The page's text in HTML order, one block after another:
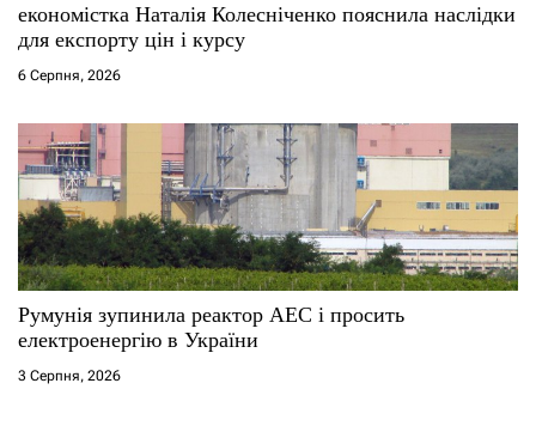
економістка Наталія Колесніченко пояснила наслідки
для експорту цін і курсу
6 Серпня, 2026
Румунія зупинила реактор АЕС і просить
електроенергію в України
3 Серпня, 2026